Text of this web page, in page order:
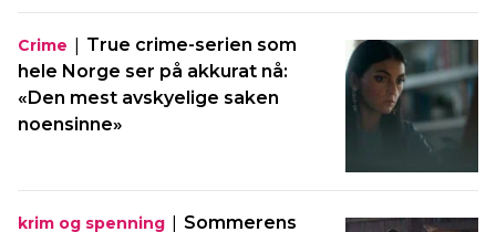
Crime | True crime-serien som
hele Norge ser på akkurat nå:
«Den mest avskyelige saken
noensinne»
krim og spenning | Sommerens